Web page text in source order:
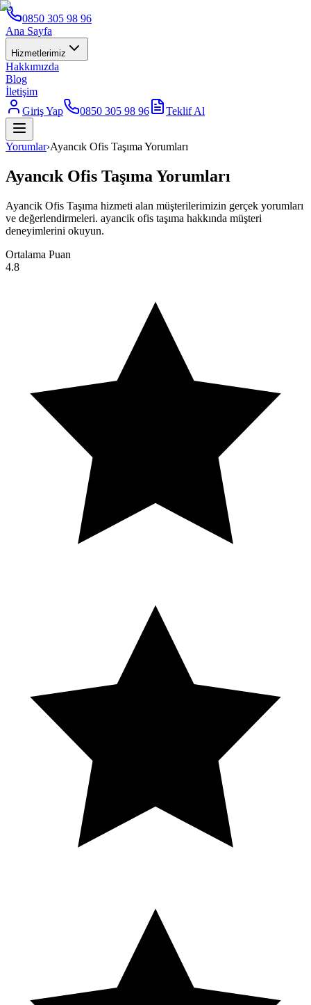
0850 305 98 96
Ana Sayfa
Hizmetlerimiz
Hakkımızda
Blog
İletişim
Giriş Yap
0850 305 98 96 Teklif Al
Yorumlar›Ayancık Ofis Taşıma Yorumları
Ayancık Ofis Taşıma Yorumları
Ayancik Ofis Taşıma hizmeti alan müşterilerimizin gerçek yorumları
ve değerlendirmeleri. ayancik ofis taşıma hakkında müşteri
deneyimlerini okuyun.
Ortalama Puan
4.8